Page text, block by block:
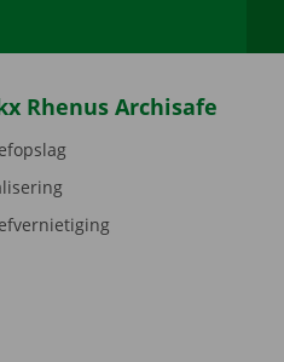
Rhenus Archisafe